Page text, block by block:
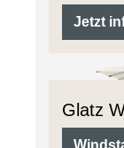
Jetzt
Glatz